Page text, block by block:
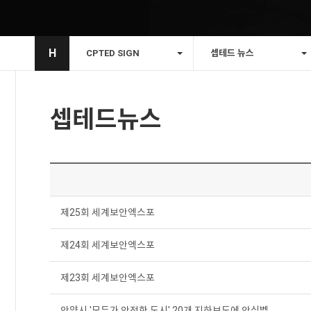
H CPTED SIGN 셉테드 뉴스
셉테드뉴스
제25회 세계보안엑스포
제24회 세계보안엑스포
제23회 세계보안엑스포